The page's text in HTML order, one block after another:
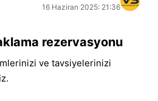
16 Haziran 2025: 21:36
rezervasyonu
ve tavsiyelerinizi